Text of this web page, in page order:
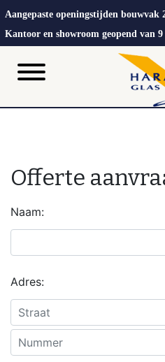
Aangepaste openingstijden bouwvak
Kantoor en showroom geopend van
Offerte
Naam:
Adres: